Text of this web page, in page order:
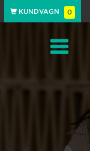
KUNDVAGN 0
Toggle